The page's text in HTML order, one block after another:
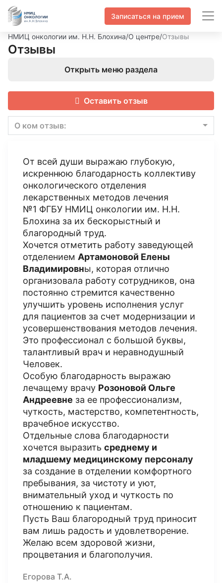
Записаться на прием
НМИЦ онкологии им. Н.Н. Блохина/О центре/Отзывы
Отзывы
Открыть меню раздела
Оставить отзыв
О ком отзыв:
От всей души выражаю глубокую,
искреннюю благодарность коллективу
онкологического отделения
лекарственных методов лечения
№1 ФГБУ НМИЦ онкологии им. Н.Н.
Блохина за их бескорыстный и
благородный труд.
Хочется отметить работу заведующей
отделением Артамоновой Елены
Владимировны, которая отлично
организовала работу сотрудников, она
постоянно стремится качественно
улучшить уровень исполнения услуг
для пациентов за счет модернизации и
усовершенствования методов лечения.
Это профессионал с большой буквы,
талантливый врач и неравнодушный
Человек.
Особую благодарность выражаю
лечащему врачу Розоновой Ольге
Андреевне за ее профессионализм,
чуткость, мастерство, компетентность,
врачебное искусство.
Отдельные слова благодарности
хочется выразить среднему и
младшему медицинскому персоналу
за создание в отделении комфортного
пребывания, за чистоту и уют,
внимательный уход и чуткость по
отношению к пациентам.
Пусть Ваш благородный труд приносит
вам лишь радость и удовлетворение.
Желаю всем здоровой жизни,
процветания и благополучия.
Егорова Т.А.